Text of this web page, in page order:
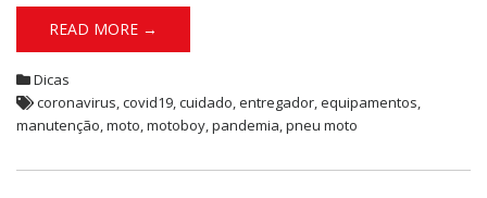
READ MORE →
Dicas
coronavirus,covid19,cuidado,entregador,equipamentos,
manutenção,moto,motoboy,pandemia,pneu moto